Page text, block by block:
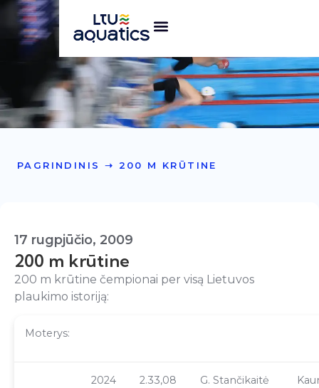
PAGRINDINIS ➝ 200 M KRŪTINE
17 rugpjūčio, 2009
200 m krūtine
200 m krūtine čempionai per visą Lietuvos
plaukimo istoriją:
Moterys:
2024
2.33,08
G. Stančikaitė